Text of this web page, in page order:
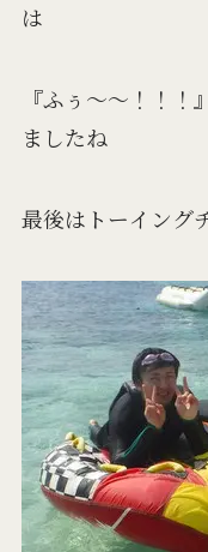
は
『ふぅ～～！！
ましたね
最後はトーイング